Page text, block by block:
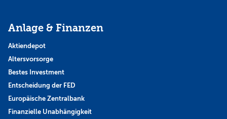
Anlage & Finanzen
Aktiendepot
Altersvorsorge
Bestes Investment
Entscheidung der FED
Europäische Zentralbank
Finanzielle Unabhängigkeit